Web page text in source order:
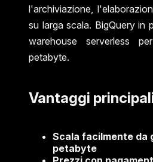
l'archiviazione,
su larga scala. BigQuery in
warehouse serverless
petabyte.
Vantaggi
Scala facilmente da
petabyte